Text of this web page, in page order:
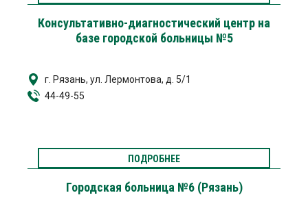
Консультативно-диагностический центр на
базе городской больницы №5
г. Рязань, ул. Лермонтова, д. 5/1
44-49-55
ПОДРОБНЕЕ
Городская больница №6 (Рязань)